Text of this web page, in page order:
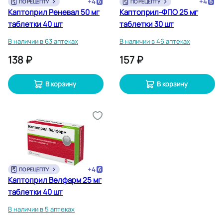
ПО РЕЦЕПТУ
Каптоприл Реневал 50 мг
таблетки 40 шт
В наличии в 63 аптеках
138 ₽
В корзину
ПО РЕЦЕПТУ
Каптоприл-ФПО 25 мг
таблетки 30 шт
В наличии в 46 аптеках
157 ₽
В корзину
ПО РЕЦЕПТУ +4
Каптоприл Велфарм 25 мг
таблетки 40 шт
В наличии в 5 аптеках